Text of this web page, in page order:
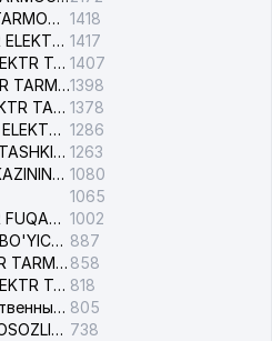
UCH-TEPA ELEKTR TARMOG'I NOSOZLIKLARI XIZMATI 1418
TOSHKENT SHAHAR ELEKTR TARMOQLARI KORXONASI AJ 1417
SHAYXONTOHUR ELEKTR TARMOG'I NOSOZLIKLARINI TUZATISH XIZMATI 1407
SAMARQAND ELEKTR TARMOQLARI AJ1398
SURXONDARYO ELEKTR TARMOQLARI AJ 1378
TOSHKENT TUMANI ELEKTR TARMOG'I AVARIYA XIZMATI 1286
TOSHKENT SHAHRI TASHKILOT TELEFONLARI HAQIDA MA'LUMOT BYUROSI 1263
DAVLAT TEST MARKAZINING ISHONCH TELEFONLARI 1080
1065
TOSHKENT SHAHAR FUQAROLIK ISHLARI BO'YICHA SUDI 1002
FUQAROLIK ISHLARI BO'YICHA YAKKASAROY TUMANLARARO SUDI 887
YUNUSOBOD ELEKTR TARMOG'I NOSOZLIKLARI XIZMATI 858
NAVOIY HUDUDIY ELEKTR TARMOQLARI KORXONASI AJ 818
Ташкентский следственный изолятор 805
ELEKTRTARMOG'I NOSOZLIKLARINI TO'ZATISH SERGELI XIZMATI 738